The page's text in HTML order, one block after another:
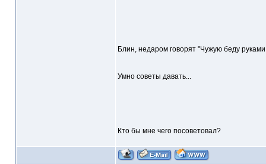
Блин, недаром говорят "Чужую беду
Умно советы давать...
Кто бы мне чего посоветовал?